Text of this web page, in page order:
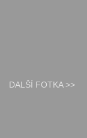
DALŠÍ FOTKA >>